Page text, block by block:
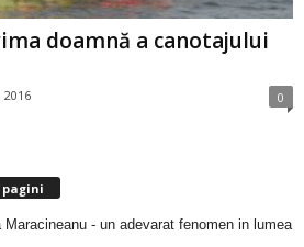
doamnă a canotajului
2016 0
pagini
Maracineanu - un adevarat fenomen in lumea